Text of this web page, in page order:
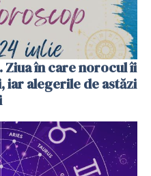
în care norocul îi
iar alegerile de astăzi